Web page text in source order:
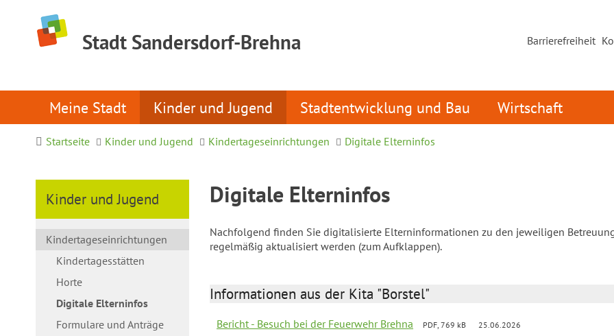
Stadt Sandersdorf-Brehna Barrierefreiheit
Meine Stadt Kinder und Jugend Stadtentwicklung und Bau Wirtschaft
Startseite Kinder und Jugend Kindertageseinrichtungen Digitale Elterninfos
Kinder und Jugend
Kindertageseinrichtungen
Kindertagesstätten
Horte
Digitale Elterninfos
Formulare und Anträge
Digitale Elterninfos
Nachfolgend finden Sie digitalisierte Elterninformationen zu den jeweiligen
regelmäßig aktualisiert werden (zum Aufklappen).
Informationen aus der Kita "Borstel"
Bericht - Besuch bei der Feuerwehr Brehna PDF, 769 kB 25.06.2026